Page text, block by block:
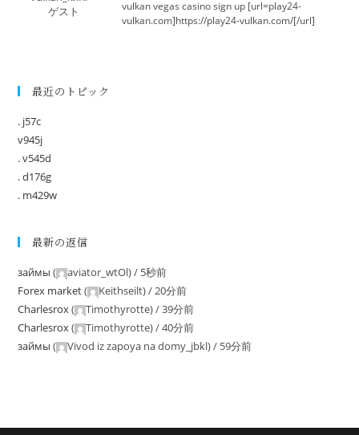
ゲスト
vulkan vegas casino sign up [url=play24-
vulkan.com]https://play24-vulkan.com/[/url]
最近のトピック
. j57c
v945j
. v545d
. d176g
. m429w
最新の返信
займы ( aviator_wtOl) / 5秒前
Forex market( Keithseilt) /20分前
Charlesrox( Timothyrotte) /39分前
Charlesrox( Timothyrotte) /40分前
займы ( Vivod iz zapoya na domy_jbkl) / 59分前